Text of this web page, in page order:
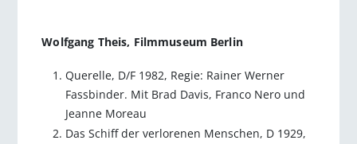
Wolfgang Theis, Filmmuseum Berlin
Querelle, D/F 1982, Regie: Rainer Werner
Fassbinder. Mit Brad Davis, Franco Nero und
Jeanne Moreau
Das Schiff der verlorenen Menschen, D 1929,